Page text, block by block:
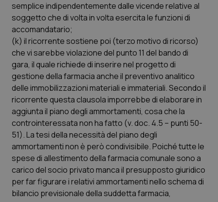
semplice indipendentemente dalle vicende relative al
soggetto che di volta in volta esercita le funzioni di
accomandatario;
(k) il ricorrente sostiene poi (terzo motivo di ricorso)
che vi sarebbe violazione del punto 11 del bando di
gara, il quale richiede di inserire nel progetto di
gestione della farmacia anche il preventivo analitico
delle immobilizzazioni materiali e immateriali. Secondo il
ricorrente questa clausola imporrebbe di elaborare in
aggiunta il piano degli ammortamenti, cosa che la
controinteressata non ha fatto (v. doc. 4.5 – punti 50-
51). La tesi della necessità del piano degli
ammortamenti non è però condivisibile. Poiché tutte le
spese di allestimento della farmacia comunale sono a
carico del socio privato manca il presupposto giuridico
per far figurare i relativi ammortamenti nello schema di
bilancio previsionale della suddetta farmacia,
tracking-sites-
ironfish-tracking-
named-enable
www.quotidianosanita.it
4
settimane
2 giorni